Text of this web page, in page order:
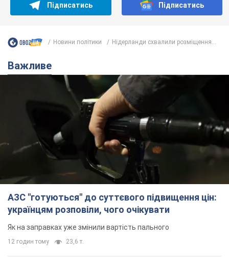
Підписатись Підписатись
Новини політики Нідерланди схвалили розміщення...
Важливе
АЗС "готуються" до суттєвого підвищення цін:
українцям розповіли, чого очікувати
Як на заправках уже змінили вартість пального
12 годин тому 23,6 т.